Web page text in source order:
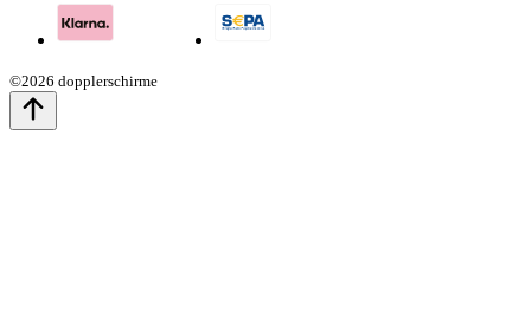
©2026 dopplerschirme